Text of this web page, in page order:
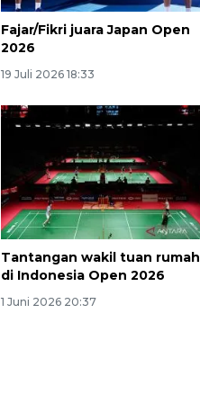
Fajar/Fikri juara Japan Open
2026
19 Juli 2026 18:33
Tantangan wakil tuan rumah
di Indonesia Open 2026
1 Juni 2026 20:37